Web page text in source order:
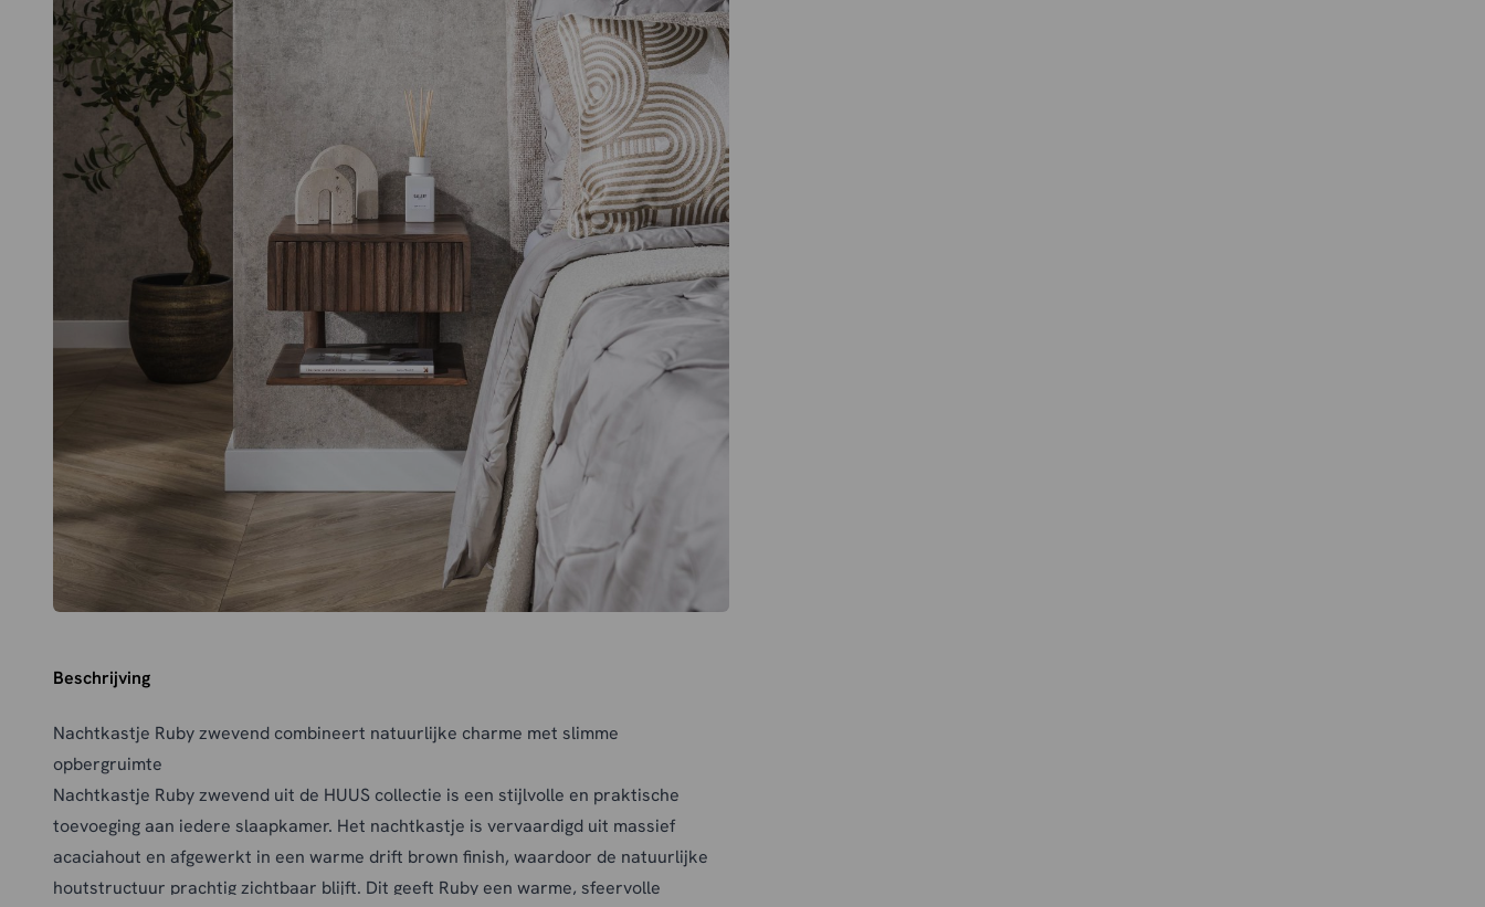
Beschrijving
Nachtkastje Ruby zwevend combineert natuurlijke charme met slimme
opbergruimte
Nachtkastje Ruby zwevend uit de HUUS collectie is een stijlvolle en praktische
toevoeging aan iedere slaapkamer. Het nachtkastje is vervaardigd uit massief
acaciahout en afgewerkt in een warme drift brown finish, waardoor de natuurlijke
houtstructuur prachtig zichtbaar blijft. Dit geeft Ruby een warme, sfeervolle